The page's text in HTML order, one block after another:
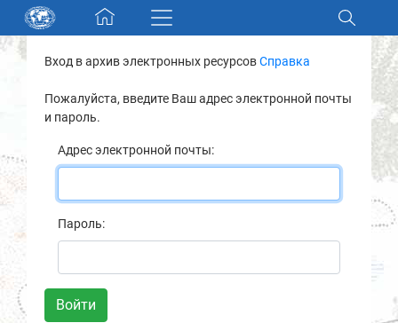
Skip navigation
Разделы и коллекции
Электронный каталог
Новости
О нас
Контакты
Вход в архив электронных ресурсовСправка
Пожалуйста, введите Ваш адрес электронной почты
и пароль.
Адрес электронной почты:
Пароль: